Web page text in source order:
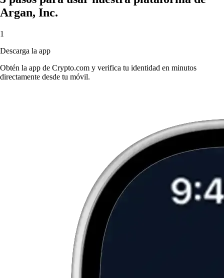
Argan, Inc.
1
Descarga la app
Obtén la app de Crypto.com y verifica tu identidad en minutos
directamente desde tu móvil.